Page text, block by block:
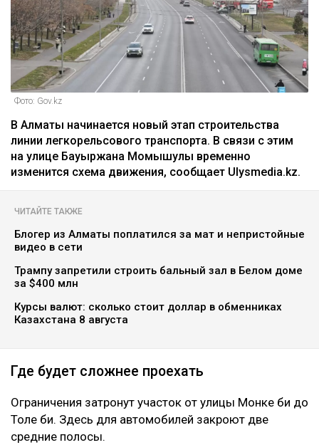
Фото: Gov.kz
В Алматы начинается новый этап строительства
линии легкорельсового транспорта. В связи с этим
на улице Бауыржана Момышулы временно
изменится схема движения, сообщает Ulysmedia.kz.
ЧИТАЙТЕ ТАКЖЕ
Блогер из Алматы поплатился за мат и непристойные
видео в сети
Трампу запретили строить бальный зал в Белом доме
за $400 млн
Курсы валют: сколько стоит доллар в обменниках
Казахстана 8 августа
Где будет сложнее проехать
Ограничения затронут участок от улицы Монке би до
Толе би. Здесь для автомобилей закроют две
средние полосы.